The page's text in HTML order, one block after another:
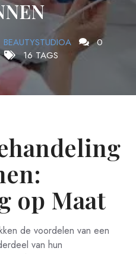
BEAUTYSTUDIOA
0
16 TAGS
op Maat
de voordelen van een
van hun